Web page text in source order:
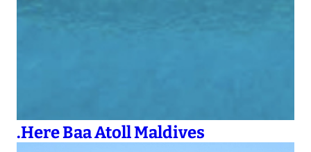
.Here Baa Atoll Maldives